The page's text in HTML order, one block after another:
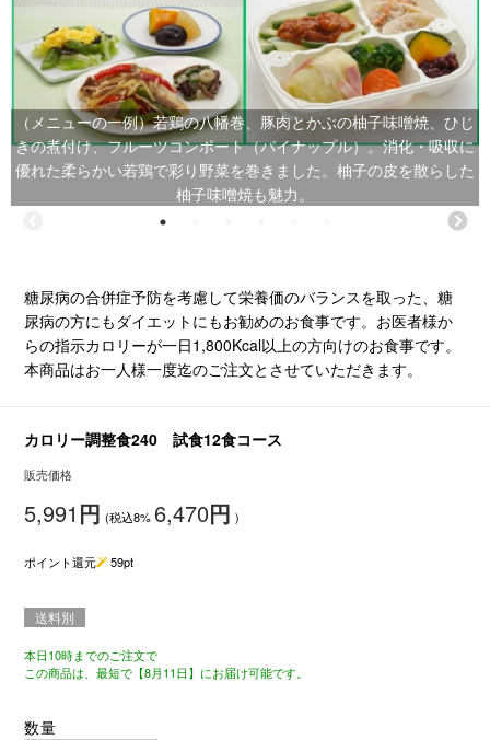
（メニューの一例）若鶏の八幡巻、豚肉とかぶの柚子味噌焼、ひじ
きの煮付け、フルーツコンポート（パイナップル）。消化・吸収に
優れた柔らかい若鶏で彩り野菜を巻きました。柚子の皮を散らした
柚子味噌焼も魅力。
糖尿病の合併症予防を考慮して栄養価のバランスを取った、糖
尿病の方にもダイエットにもお勧めのお食事です。お医者様か
らの指示カロリーが一日1,800Kcal以上の方向けのお食事です。
本商品はお一人様一度迄のご注文とさせていただきます。
カロリー調整食240 試食12食コース
販売価格
5,991 円 (税込8%6,470円 )
ポイント還元 59pt
送料別
本日10時までのご注文で
この商品は、最短で【8月11日】にお届け可能です。
数量